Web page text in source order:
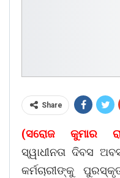
Share
(ସରୋଜ କୁମାର
ସ୍ୱାଧୀନତା ଦିବସ
କର୍ମଚାରୀଙ୍କୁ